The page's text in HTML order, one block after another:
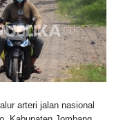
arteri jalan nasional